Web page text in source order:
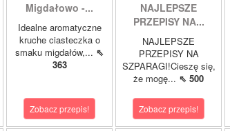
Migdałowo -...
Idealne aromatyczne
kruche ciasteczka o
smaku migdałów,... ⇖
363
Zobacz przepis!
NAJLEPSZE
PRZEPISY NA...
NAJLEPSZE
PRZEPISY NA
SZPARAGI!Cieszę się,
że mogę... ⇖ 500
Zobacz przepis!